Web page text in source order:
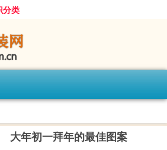
分类
大年初一拜年的最佳图案